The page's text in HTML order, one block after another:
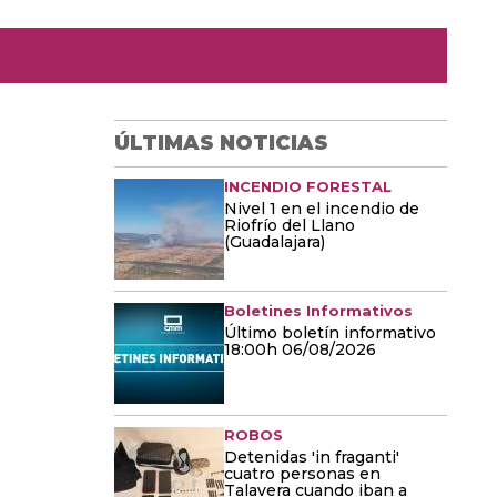
ÚLTIMAS NOTICIAS
INCENDIO FORESTAL
Nivel 1 en el incendio de
Riofrío del Llano
(Guadalajara)
Boletines Informativos
Último boletín informativo
18:00h 06/08/2026
ROBOS
Detenidas 'in fraganti'
cuatro personas en
Talavera cuando iban a